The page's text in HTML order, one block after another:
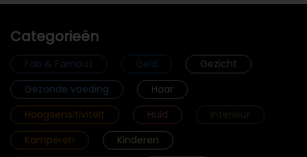
Categorieën
Fab & Famouz Geld
Gezicht
Gezonde voeding
Haar
Hoogsensitiviteit
Huid
Interieur
Kamperen
Kinderen